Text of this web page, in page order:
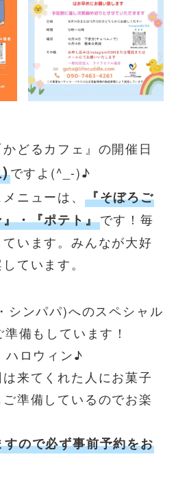
どるカフェ』の開催日
ですよ(^_-)♪
ニューは、 『そぼろご
・『ポテト』です！毎
います。みんなが大好
ています。
シンパパ)へのスペシャル
備もしています！
ハロウィン♪
来てくれた人にお菓子
準備しているのでお楽
ので必ず事前予約をお